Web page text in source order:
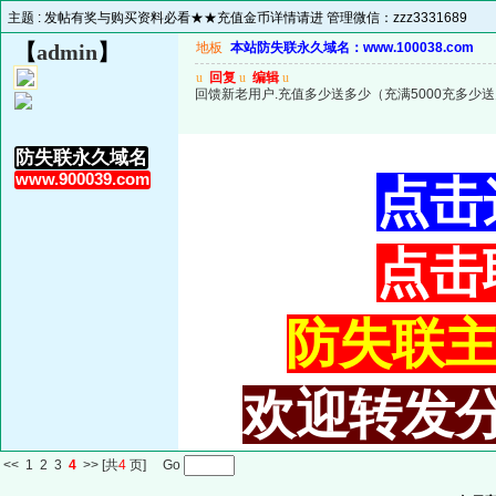
主题 : 发帖有奖与购买资料必看★★充值金币详情请进 管理微信：zzz3331689
【admin】
防失联永久域名
www.900039.com
地板 本站防失联永久域名：www.100038.com
u 回复 u 编辑 u
回馈新老用户.充值多少送多少（充满5000充多少
点
点
防失联
欢迎转发
<< 1 2 3 4 >> [共4 页] Go